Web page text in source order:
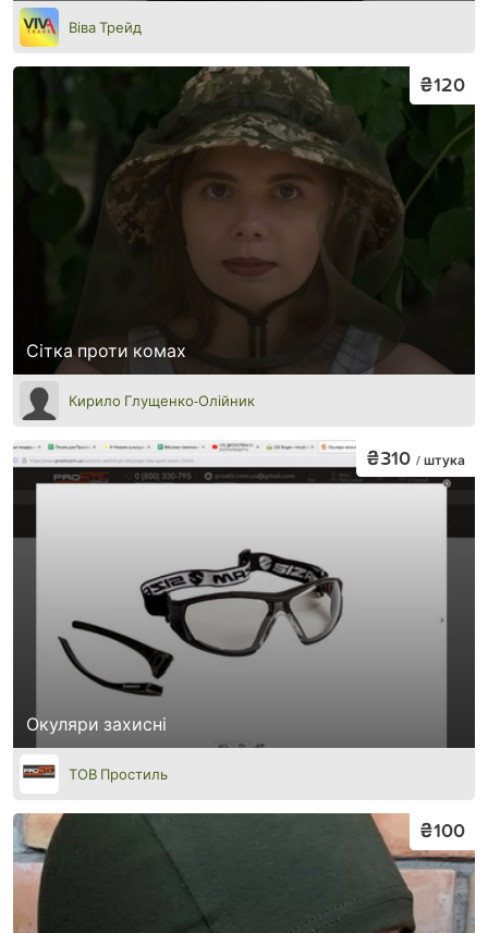
Віва Трейд
Сітка проти комах
₴120
Кирило Глущенко-Олійник
Окуляри захисні
₴310 / штука
ТОВ Простиль
₴100